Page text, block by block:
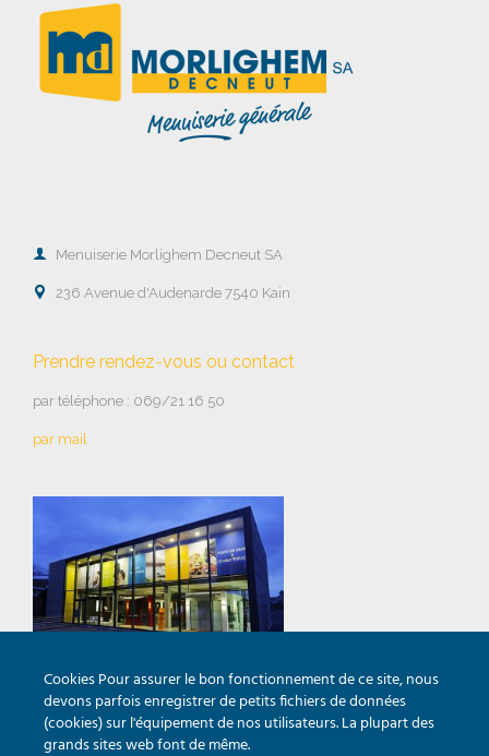
 Menuiserie Morlighem Decneut SA
 236 Avenue d'Audenarde 7540 Kain
Prendre rendez-vous ou contact
par téléphone : 069/21 16 50
par mail
Horaires de la salle d’expo
Lundi au vendredi : 9h00 – 12h00 & 14h00 – 18h00
Samedi : 10h00 – 13h00
Cookies Pour assurer le bon fonctionnement de ce site, nous
devons parfois enregistrer de petits fichiers de données
(cookies) sur l'équipement de nos utilisateurs. La plupart des
grands sites web font de même.